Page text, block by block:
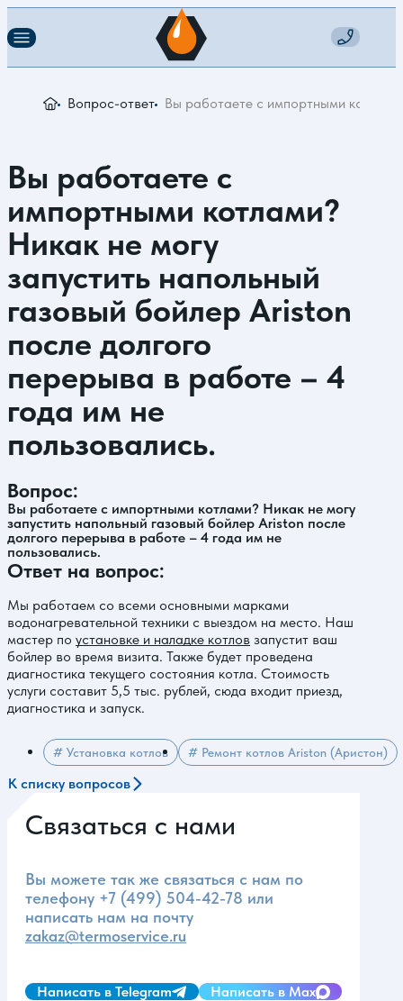
Вопрос-ответ Вы работаете с импортными
Вы работаете с
импортными котлами?
Никак не могу
запустить напольный
газовый бойлер Ariston
после долгого
перерыва в работе – 4
года им не
пользовались.
Вопрос:
Вы работаете с импортными котлами? Никак не могу
запустить напольный газовый бойлер Ariston после
долгого перерыва в работе – 4 года им не
пользовались.
Ответ на вопрос:
Мы работаем со всеми основными марками
водонагревательной техники с выездом на место. Наш
мастер по установке и наладке котлов запустит ваш
бойлер во время визита. Также будет проведена
диагностика текущего состояния котла. Стоимость
услуги составит 5,5 тыс. рублей, сюда входит приезд,
диагностика и запуск.
# Установка котлов # Ремонт котлов Ariston (Аристон)
К списку вопросов
Связаться с нами
Вы можете так же связаться с нам по
телефону +7 (499) 504-42-78 или
написать нам на почту
zakaz@termoservice.ru
Написать в Telegram Написать в Max